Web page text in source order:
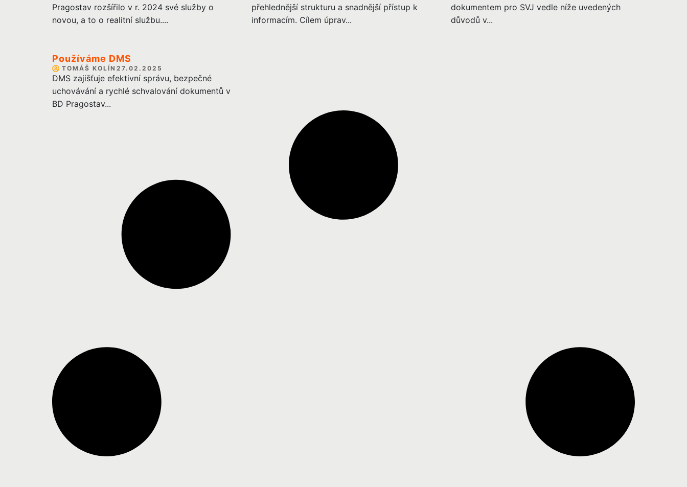
Pragostav rozšířilo v r. 2024 své služby o
novou, a to o realitní službu....
přehlednější strukturu a snadnější přístup k
informacím. Cílem úprav...
dokumentem pro SVJ vedle níže uvedených
důvodů v...
Používáme DMS
TOMÁŠ KOLÍN 27.02.2025
DMS zajišťuje efektivní správu, bezpečné
uchovávání a rychlé schvalování dokumentů v
BD Pragostav...